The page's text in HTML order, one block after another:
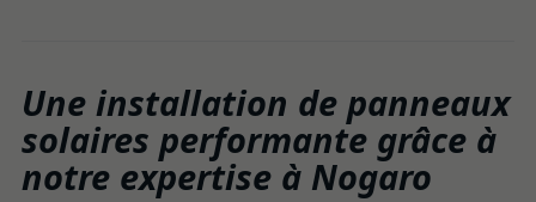
Une installation de panneaux
solaires performante grâce à
notre expertise à Nogaro